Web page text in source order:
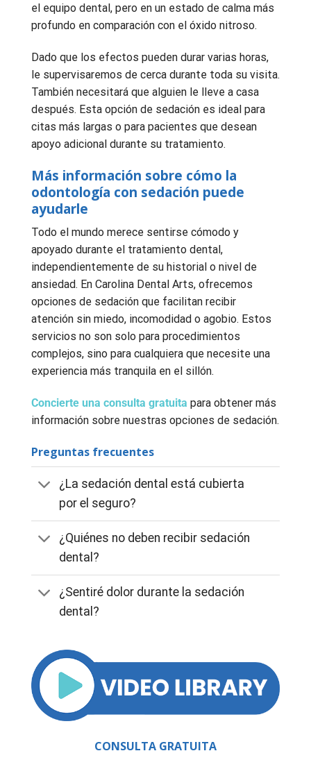
el equipo dental, pero en un estado de calma más
profundo en comparación con el óxido nitroso.
Dado que los efectos pueden durar varias horas,
le supervisaremos de cerca durante toda su visita.
También necesitará que alguien le lleve a casa
después. Esta opción de sedación es ideal para
citas más largas o para pacientes que desean
apoyo adicional durante su tratamiento.
Más información sobre cómo la
odontología con sedación puede
ayudarle
Todo el mundo merece sentirse cómodo y
apoyado durante el tratamiento dental,
independientemente de su historial o nivel de
ansiedad. En Carolina Dental Arts, ofrecemos
opciones de sedación que facilitan recibir
atención sin miedo, incomodidad o agobio. Estos
servicios no son solo para procedimientos
complejos, sino para cualquiera que necesite una
experiencia más tranquila en el sillón.
Concierte una consulta gratuita para obtener más
información sobre nuestras opciones de sedación.
Preguntas frecuentes
¿La sedación dental está cubierta
por el seguro?
¿Quiénes no deben recibir sedación
dental?
¿Sentiré dolor durante la sedación
dental?
CONSULTA GRATUITA